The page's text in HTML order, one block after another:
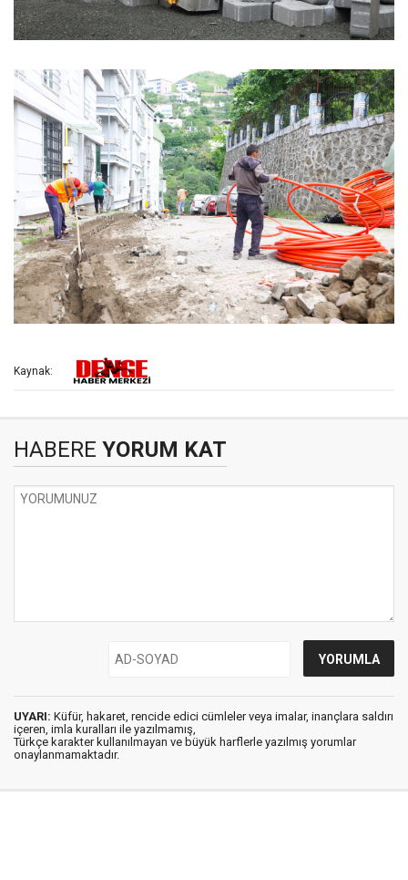
Kaynak:
HABERE YORUM KAT
UYARI: Küfür, hakaret, rencide edici cümleler veya imalar, inançlara saldırı
içeren, imla kuralları ile yazılmamış,
Türkçe karakter kullanılmayan ve büyük harflerle yazılmış yorumlar
onaylanmamaktadır.